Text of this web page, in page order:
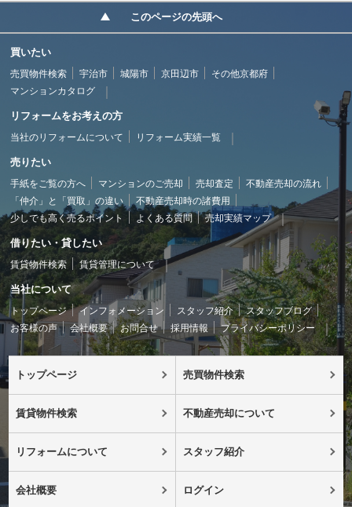
このページの先頭へ
買いたい
売買物件検索 宇治市 城陽市 京田辺市
その他京都府
マンションカタログ
リフォームをお考えの方
当社のリフォームについて リフォーム実績一覧
売りたい
手紙をご覧の方へ マンションのご売却 売却査定
不動産売却の流れ
「仲介」と「買取」の違い
不動産売却時の諸費用
少しでも高く売るポイント
よくある質問 売却実績マップ
借りたい・貸したい
賃貸物件検索 賃貸管理について
当社について
トップページ インフォメーション スタッフ紹介
スタッフブログ
お客様の声
会社概要 お問合せ 採用情報 プライバシーポリシー
トップページ 売買物件検索
賃貸物件検索 不動産売却について
リフォームについて スタッフ紹介
会社概要 ログイン